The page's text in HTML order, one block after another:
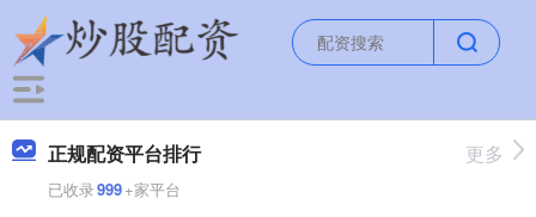
正规配资平台排行
已收录999+家平台
更多